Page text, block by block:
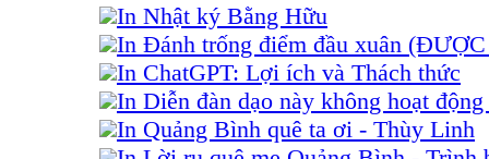
In Nhật ký Bằng Hữu
In Đánh trống điểm đầu xuân (ĐƯỢC
In ChatGPT: Lợi ích và Thách thức
In Diễn đàn dạo này không hoạt
In Quảng Bình quê ta ơi - Thùy Linh